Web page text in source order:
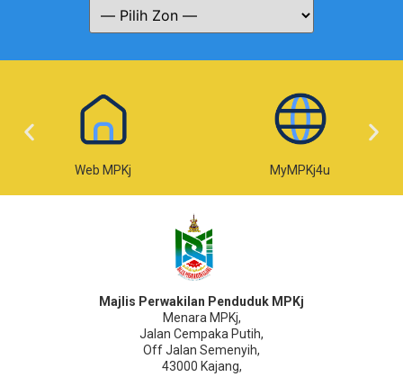
Web MPKj MyMPKj4u
Majlis Perwakilan Penduduk MPKj
Menara MPKj,
Jalan Cempaka Putih,
Off Jalan Semenyih,
43000 Kajang,